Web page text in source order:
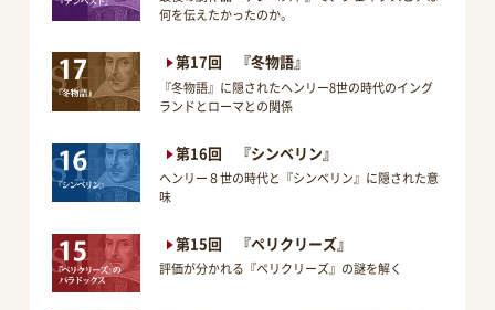
何を伝えたかったのか。
第17回 『冬物語』
『冬物語』に隠されたヘンリー8世の時代のイング
ランドとローマとの関係
第16回 『シンベリン』
ヘンリー８世の時代と『シンベリン』に隠された意
味
第15回 『ペリクリーズ』
評価が分かれる『ペリクリーズ』の謎を解く